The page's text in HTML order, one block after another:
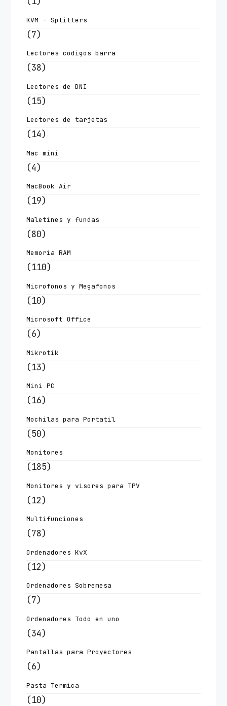
KVM - Splitters
(7)
Lectores codigos barra
(38)
Lectores de DNI
(15)
Lectores de tarjetas
(14)
Mac mini
(4)
MacBook Air
(19)
Maletines y fundas
(80)
Memoria RAM
(110)
Microfonos y Megafonos
(10)
Microsoft Office
(6)
Mikrotik
(13)
Mini PC
(16)
Mochilas para Portatil
(50)
Monitores
(185)
Monitores y visores para TPV
(12)
Multifunciones
(78)
Ordenadores KvX
(12)
Ordenadores Sobremesa
(7)
Ordenadores Todo en uno
(34)
Pantallas para Proyectores
(6)
Pasta Termica
(10)